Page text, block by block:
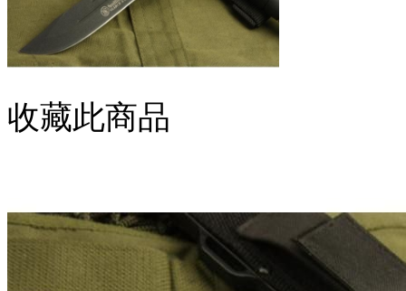
收藏此商品